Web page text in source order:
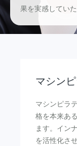
果を実感していた
マシン
マシンピラ
格を本来あ
ます。イン
を活性化さ